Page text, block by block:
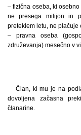
– fizična oseba, ki
ne presega milijon in
preteklem letu, ne plačuje
– pravna oseba
združevanja) mesečno v
Član, ki mu je na
dovoljena začasna
članarine.